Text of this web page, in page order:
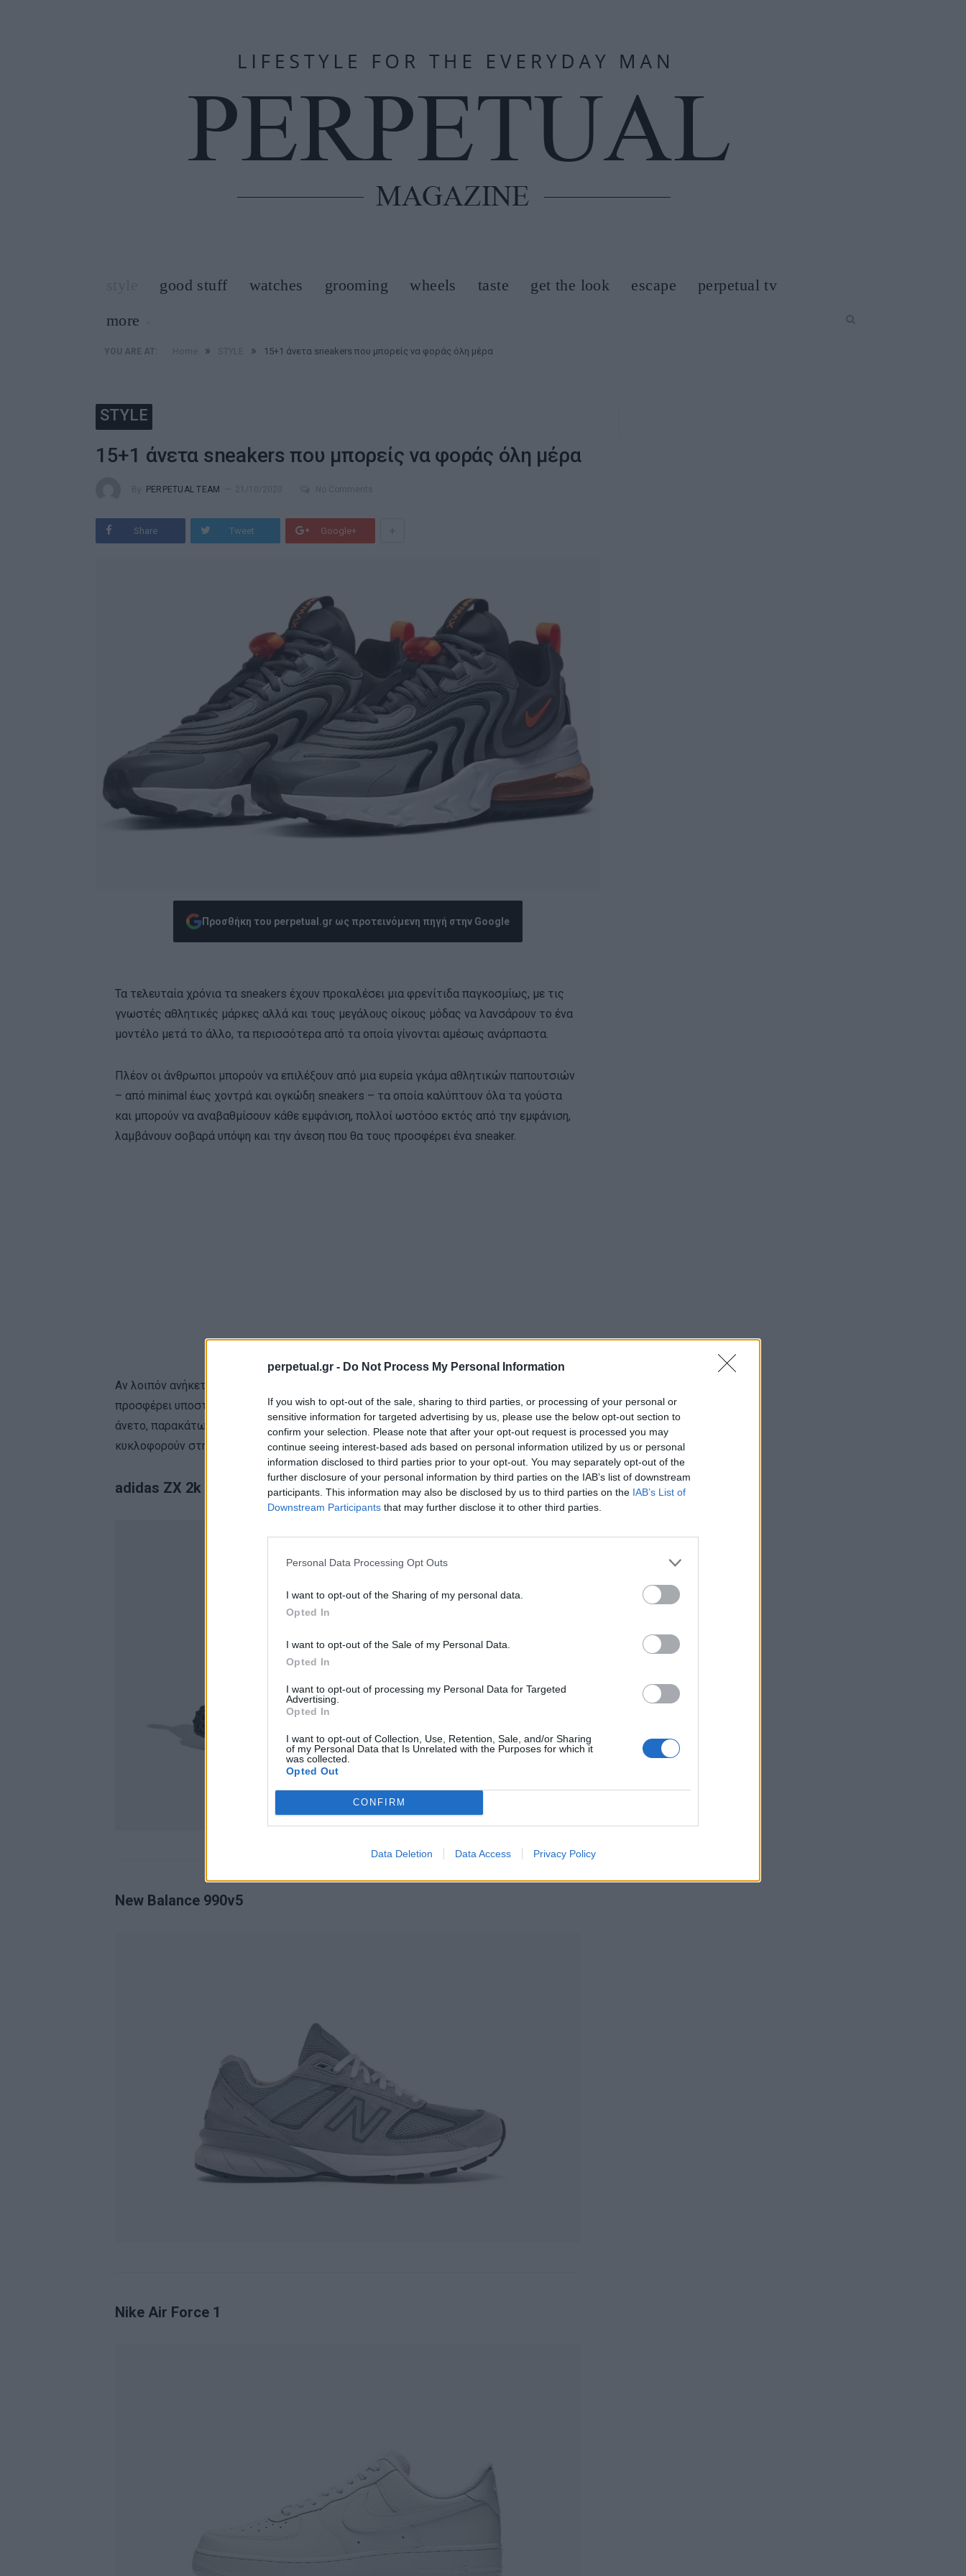
perpetual.gr - Do Not Process My Personal Information
If you wish to opt-out of the sale, sharing to third parties, or processing of your personal or
sensitive information for targeted advertising by us, please use the below opt-out section to
confirm your selection. Please note that after your opt-out request is processed you may
continue seeing interest-based ads based on personal information utilized by us or personal
information disclosed to third parties prior to your opt-out. You may separately opt-out of the
further disclosure of your personal information by third parties on the IAB’s list of downstream
participants. This information may also be disclosed by us to third parties on the IAB’s List of
Downstream Participants that may further disclose it to other third parties.
Personal Data Processing Opt Outs
I want to opt-out of the Sharing of my personal data.
Opted In
I want to opt-out of the Sale of my Personal Data.
Opted In
I want to opt-out of processing my Personal Data for Targeted
Advertising.
Opted In
I want to opt-out of Collection, Use, Retention, Sale, and/or Sharing
of my Personal Data that Is Unrelated with the Purposes for which it
was collected.
Opted Out
CONFIRM
Data Deletion Data Access Privacy Policy
good stuff watches grooming wheels taste get the look escape
perpetual tv
more
YOU ARE AT: » » 15+1 άνετα sneakers που μπορείς να φοράς όλη μέρα
STYLE
15+1 άνετα sneakers που μπορείς να φοράς όλη μέρα
PERPETUAL TEAM
Share Tweet Google+
Προσθήκη του perpetual.gr ως προτεινόμενη πηγή στην Google
Τα τελευταία χρόνια τα sneakers έχουν προκαλέσει μια φρενίτιδα παγκοσμίως, με τις
γνωστές αθλητικές μάρκες αλλά και τους μεγάλους οίκους μόδας να λανσάρουν το ένα
μοντέλο μετά το άλλο, τα περισσότερα από τα οποία γίνονται αμέσως ανάρπαστα.
Πλέον οι άνθρωποι μπορούν να επιλέξουν από μια ευρεία γκάμα αθλητικών παπουτσιών
– από minimal έως χοντρά και ογκώδη sneakers – τα οποία καλύπτουν όλα τα γούστα
και μπορούν να αναβαθμίσουν κάθε εμφάνιση, πολλοί ωστόσο εκτός από την εμφάνιση,
λαμβάνουν σοβαρά υπόψη και την άνεση που θα τους προσφέρει ένα sneaker.
Αν λοιπόν ανήκετε σε αυτή την κατηγορία και ψάχνετε ένα sneaker που θα σας
προσφέρει υποστήριξη όλη την ημέρα, δεν θα είναι πολύ σφιχτό και γενικά θα είναι
άνετο, παρακάτω σας παρουσιάζουμε μερικά από τα πιο άνετα παπούτσια που
κυκλοφορούν στην αγορά.
adidas ZX 2k 4D
New Balance 990v5
Nike Air Force 1